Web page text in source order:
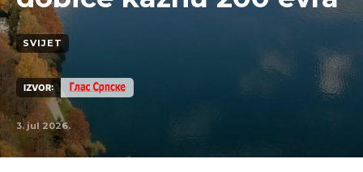
SVIJET
IZVOR:
3. jul 2026.